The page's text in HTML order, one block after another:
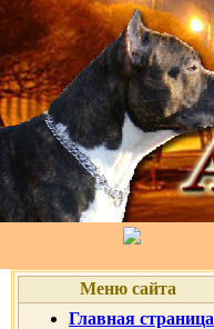
Меню сайта
Главная страница